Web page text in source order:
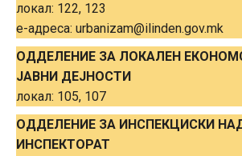
локал: 122, 123
е-адреса: urbanizam@ilinden.gov.mk
ОДДЕЛЕНИE ЗА ЛОКАЛЕН
ЈАВНИ ДЕЈНОСТИ
локал: 105, 107
ОДДЕЛЕНИE ЗА ИНСПЕКЦИСКИ
ИНСПЕКТОРАТ